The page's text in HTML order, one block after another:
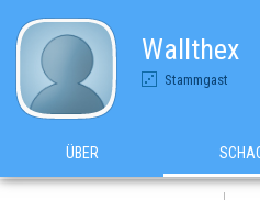
Wallthex
Stammgast
ÜBER